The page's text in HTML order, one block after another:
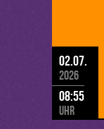
02.07.
2026
08:55
Uhr